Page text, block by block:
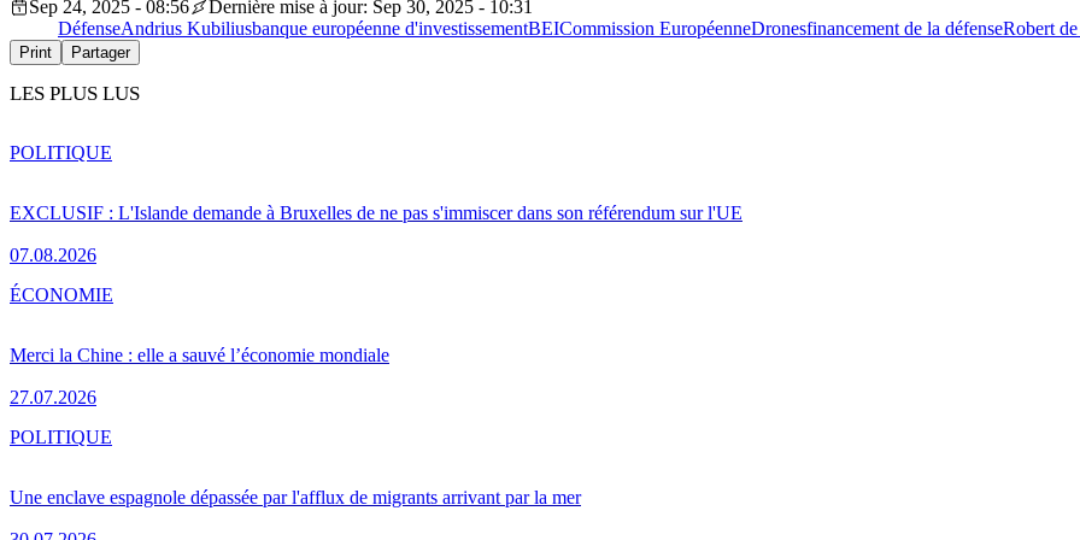
Sep 24, 2025 - 08:56
Dernière mise à jour: Sep 30, 2025 - 10:31
DéfenseAndrius Kubiliusbanque européenne d'investissementBEICommission EuropéenneDronesfinancement de la défenseRobert
Print Partager
LES PLUS LUS
EXCLUSIF : L'Islande demande à Bruxelles de ne pas s'immiscer dans son référendum sur l'UE
07.08.2026
POLITIQUE
Merci la Chine : elle a sauvé l’économie mondiale
27.07.2026
ÉCONOMIE
Une enclave espagnole dépassée par l'afflux de migrants arrivant par la mer
POLITIQUE